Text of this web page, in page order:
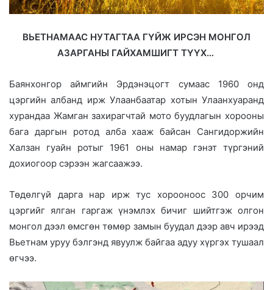
ВЬЕТНАМААС НУТАГТАА ГҮЙЖ ИРСЭН МОНГОЛ
АЗАPГАHЫ ГАЙХАМШИГТ ТҮҮХ…
Баянхонгор аймгийн Эрдэнэцогт сумаас 1960 онд
цэргийн албанд ирж Улаанбаатар хотын Улаанхуаранд
хурандаа Жамган захирагчтай мото буудлагын хорооны
бага даргын ротод алба хааж байсан Сангидоржийн
Халзан гуайн ротыг 1961 оны намар гэнэт түргэний
дохиогоор сэрээн жагсаажээ.
Төдөлгүй дарга нар ирж тус хорооноос 300 орчим
цэргийг ялган гаргаж үнэмлэх бичиг шийтгэж олгон
монгол дээл өмсгөн төмөр замын буудал дээр авч ирээд
Вьетнам уруу бэлгэнд явуулж байгаа адуу хүргэх тушаал
өгчээ.